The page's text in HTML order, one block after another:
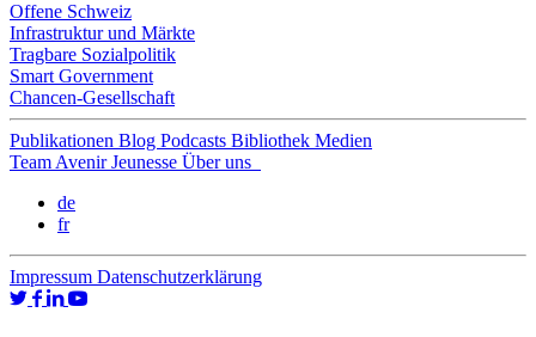
Offene Schweiz
Infrastruktur und Märkte
Tragbare Sozialpolitik
Smart Government
Chancen-Gesellschaft
Publikationen Blog Podcasts Bibliothek Medien
Team Avenir Jeunesse Über uns
de
fr
Impressum Datenschutzerklärung